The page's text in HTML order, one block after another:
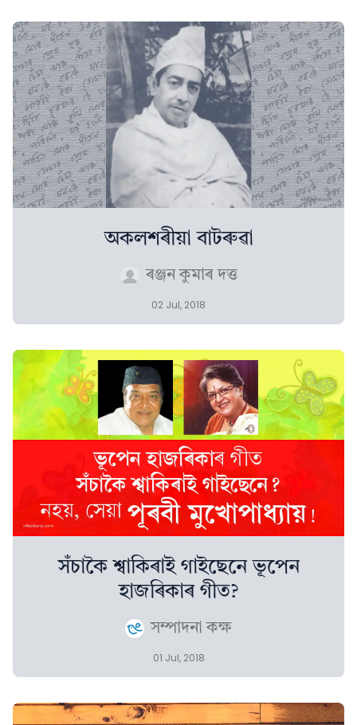
অকলশৰীয়া বাটৰুৱা
ৰঞ্জন কুমাৰ দত্ত
02 Jul, 2018
সঁচাকৈ শ্বাকিৰাই গাইছেনে ভূপেন
হাজৰিকাৰ গীত?
সম্পাদনা কক্ষ
01 Jul, 2018